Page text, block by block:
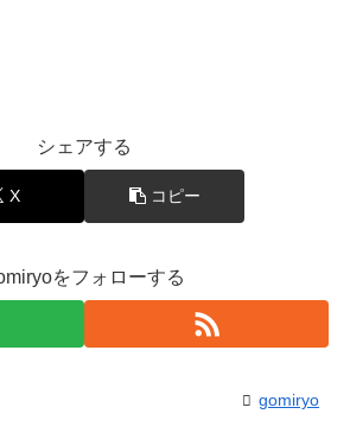
シェアする
X コピー
をフォローする
gomiryo